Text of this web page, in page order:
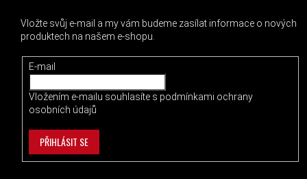
Vložte svůj e-mail a my vám budeme zasílat informace o nových
produktech na našem e-shopu.
E-mail
Vložením e-mailu souhlasíte s podmínkami ochrany
osobních údajů
PŘIHLÁSIT SE